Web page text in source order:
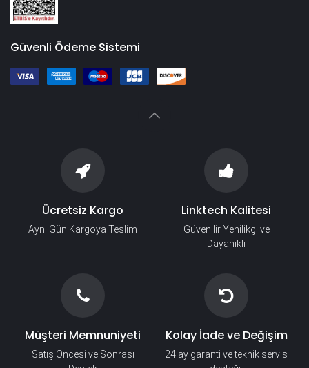
Güvenli Ödeme Sistemi
Ücretsiz Kargo
Aynı Gün Kargoya Teslim
Linktech Kalitesi
Güvenilir Yenilikçi ve
Dayanıklı
Müşteri Memnuniyeti
Satış Öncesi ve Sonrası
Kolay İade ve Değişim
24 ay garanti ve teknik servis